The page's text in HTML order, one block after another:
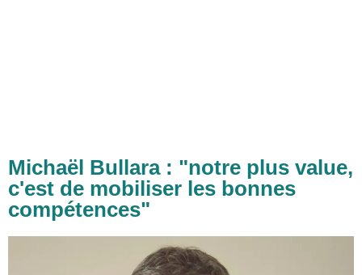
Michaël Bullara : "notre plus value,
c'est de mobiliser les bonnes
compétences"